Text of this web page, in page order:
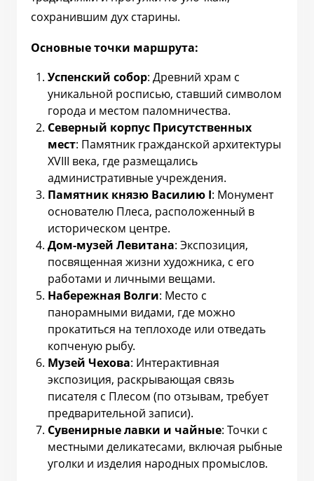
сохранившим дух старины.
Основные точки маршрута:
Успенский собор: Древний храм с
уникальной росписью, ставший символом
города и местом паломничества.
Северный корпус Присутственных
мест: Памятник гражданской архитектуры
XVIII века, где размещались
административные учреждения.
Памятник князю Василию I: Монумент
основателю Плеса, расположенный в
историческом центре.
Дом-музей Левитана: Экспозиция,
посвященная жизни художника, с его
работами и личными вещами.
Набережная Волги: Место с
панорамными видами, где можно
прокатиться на теплоходе или отведать
копченую рыбу.
Музей Чехова: Интерактивная
экспозиция, раскрывающая связь
писателя с Плесом (по отзывам, требует
предварительной записи).
Сувенирные лавки и чайные: Точки с
местными деликатесами, включая рыбные
уголки и изделия народных промыслов.